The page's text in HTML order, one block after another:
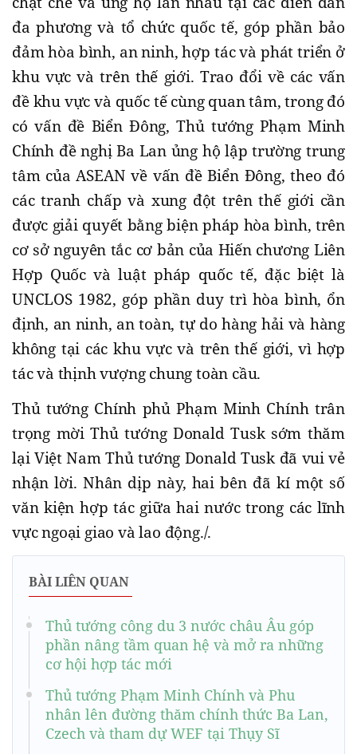
đa phương và tổ chức quốc tế, góp phần bảo
đảm hòa bình, an ninh, hợp tác và phát triển ở
khu vực và trên thế giới. Trao đổi về các vấn
đề khu vực và quốc tế cùng quan tâm, trong đó
có vấn đề Biển Đông, Thủ tướng Phạm Minh
Chính đề nghị Ba Lan ủng hộ lập trường trung
tâm của ASEAN về vấn đề Biển Đông, theo đó
các tranh chấp và xung đột trên thế giới cần
được giải quyết bằng biện pháp hòa bình, trên
cơ sở nguyên tắc cơ bản của Hiến chương Liên
Hợp Quốc và luật pháp quốc tế, đặc biệt là
UNCLOS 1982, góp phần duy trì hòa bình, ổn
định, an ninh, an toàn, tự do hàng hải và hàng
không tại các khu vực và trên thế giới, vì hợp
tác và thịnh vượng chung toàn cầu.
Thủ tướng Chính phủ Phạm Minh Chính trân
trọng mời Thủ tướng Donald Tusk sớm thăm
lại Việt Nam Thủ tướng Donald Tusk đã vui vẻ
nhận lời. Nhân dịp này, hai bên đã kí một số
văn kiện hợp tác giữa hai nước trong các lĩnh
vực ngoại giao và lao động./.
BÀI LIÊN QUAN
Thủ tướng công du 3 nước châu Âu góp
phần nâng tầm quan hệ và mở ra những
cơ hội hợp tác mới
Thủ tướng Phạm Minh Chính và Phu
nhân lên đường thăm chính thức Ba Lan,
Czech và tham dự WEF tại Thụy Sĩ